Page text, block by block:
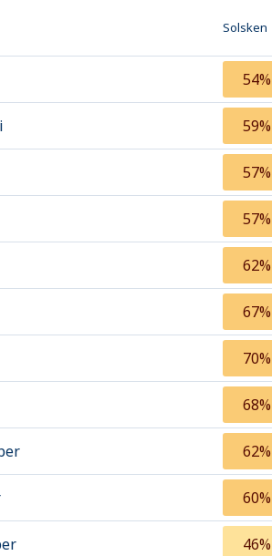
Solsken
54%
59%
57%
57%
62%
67%
70%
68%
62%
60%
46%